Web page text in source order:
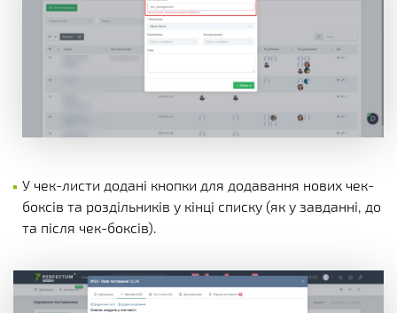
У чек-листи додані кнопки для додавання нових чек-
боксів та роздільників у кінці списку (як у завданні, до
та після чек-боксів).